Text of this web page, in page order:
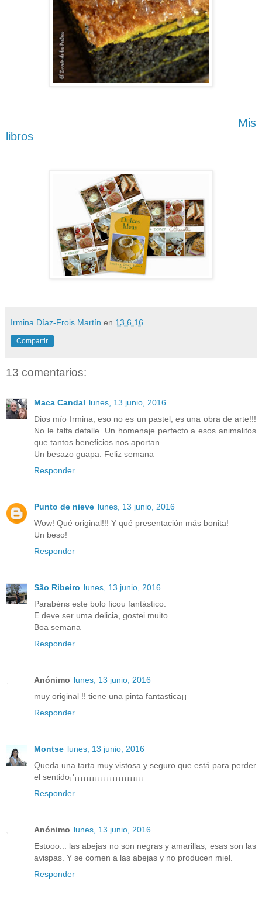
Mis
libros
Irmina Díaz-Frois Martín en 13.6.16
Compartir
13 comentarios:
Maca Candal lunes, 13 junio, 2016
Dios mío Irmina, eso no es un pastel, es una obra de arte!!!
No le falta detalle. Un homenaje perfecto a esos animalitos
que tantos beneficios nos aportan.
Un besazo guapa. Feliz semana
Responder
Punto de nieve lunes, 13 junio, 2016
Wow! Qué original!!! Y qué presentación más bonita!
Un beso!
Responder
São Ribeiro lunes, 13 junio, 2016
Parabéns este bolo ficou fantástico.
E deve ser uma delicia, gostei muito.
Boa semana
Responder
Anónimo lunes, 13 junio, 2016
muy original !! tiene una pinta fantastica¡¡
Responder
Montse lunes, 13 junio, 2016
Queda una tarta muy vistosa y seguro que está para perder
el sentido¡'¡¡¡¡¡¡¡¡¡¡¡¡¡¡¡¡¡¡¡¡¡¡¡¡
Responder
Anónimo lunes, 13 junio, 2016
Estooo... las abejas no son negras y amarillas, esas son las
avispas. Y se comen a las abejas y no producen miel.
Responder